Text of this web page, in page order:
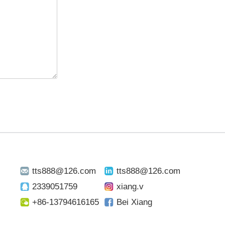
tts888@126.com
tts888@126.com
2339051759
xiang.v
+86-13794616165
Bei Xiang